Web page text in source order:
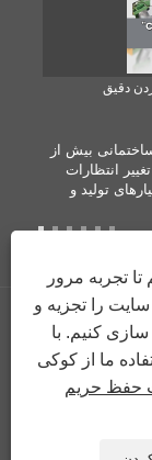
دقیق
بیش از
انتظارات
تولید و
معاصر، به‌ویژه
سیم پیچ
سیم پیچ پدید
حق چاپ © GUANGZHOU KINGREAL MACHINERY CO., LTD. - دستگاه برش
- کلیه حقوق محفوظ
تجربه مرور
سایت را تجزیه و
کنیم. با
ما از کوکی
حفظ حریم